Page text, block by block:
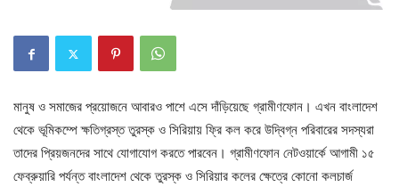
মানুষ ও সমাজের প্রয়োজনে আবারও পাশে এসে দাঁড়িয়েছে গ্রামীণফোন। এখন বাংলাদেশ
থেকে ভূমিকম্পে ক্ষতিগ্রস্ত তুরস্ক ও সিরিয়ায় ফ্রি কল করে উদ্বিগ্ন পরিবারের সদস্যরা
তাদের প্রিয়জনদের সাথে যোগাযোগ করতে পারবেন। গ্রামীণফোন নেটওয়ার্কে আগামী ১৫
ফেব্রুয়ারি পর্যন্ত বাংলাদেশ থেকে তুরস্ক ও সিরিয়ার কলের ক্ষেত্রে কোনো কলচার্জ